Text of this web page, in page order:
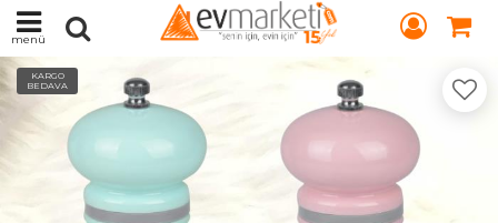
menü
KARGO
BEDAVA